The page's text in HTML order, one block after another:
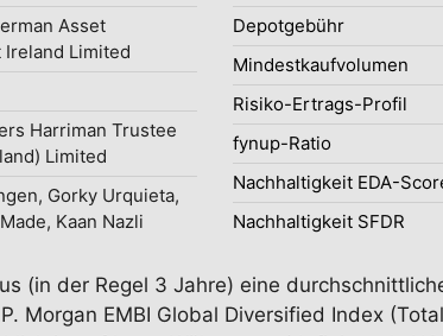
Asset
Ireland Limited
Harriman Trustee
Limited
Gorky Urquieta,
Kaan Nazli
Depotgebühr
Mindestkaufvolumen
Risiko-Ertrags-Profil
fynup-Ratio
Nachhaltigkeit EDA-
Nachhaltigkeit SFDR
(in der Regel 3 Jahre) eine
Morgan EMBI Global Diversified Index